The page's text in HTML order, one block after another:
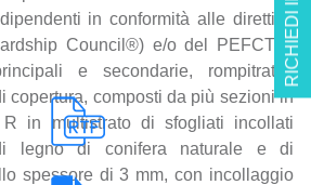
RICHIEDI INFO
in conformità alle direttive
Council®) e/o del PEFCTM,
e secondarie, rompitratta,
copertura, composti da più sezioni in
R in multistrato di sfogliati incollati
di legno di conifera naturale e di
spessore di 3 mm, con incollaggio